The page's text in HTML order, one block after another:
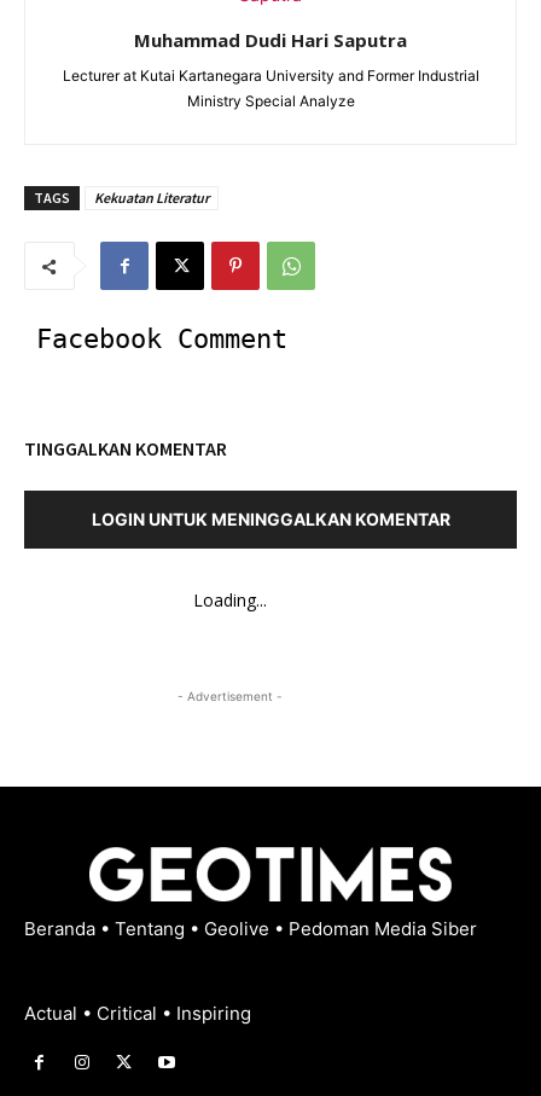
Muhammad Dudi Hari Saputra
Lecturer at Kutai Kartanegara University and Former Industrial
Ministry Special Analyze
TAGS Kekuatan Literatur
Facebook Comment
TINGGALKAN KOMENTAR
LOGIN UNTUK MENINGGALKAN KOMENTAR
Loading...
- Advertisement -
Beranda • Tentang • Geolive • Pedoman Media Siber
Actual • Critical • Inspiring